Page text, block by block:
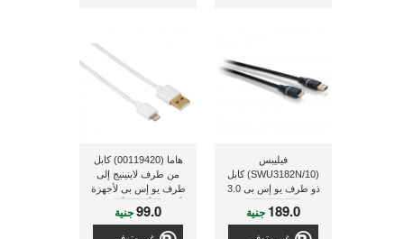
فيليبس
(SWU3182N/10) كابل
ذو طرف يو إس بى 3.0
من النوع A / طرف ميكرو
طول 1.8 متر- أسود
189.0 جنية
هاما (00119420) كابل
من طرف لاينينيج إلى
طرف يو إس بى لأجهزة
أى باد وأجهزة أى فون
وأجهزة الأى بود ذو طول
1.5 متر - أبيض
99.0جنية